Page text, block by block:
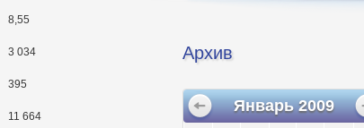
8,55
3 034
395
11 664
Архив
Январь 2009